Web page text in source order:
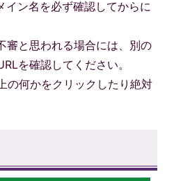
イン名を必ず確認してからに
審と思われる場合には、別の
を確認してください。
の何かをクリックしたり絶対